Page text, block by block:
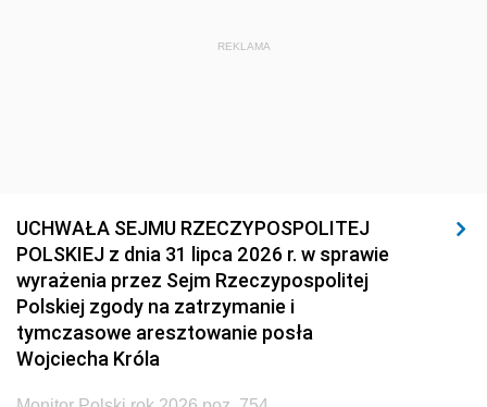
REKLAMA
UCHWAŁA SEJMU RZECZYPOSPOLITEJ
POLSKIEJ z dnia 31 lipca 2026 r. w sprawie
wyrażenia przez Sejm Rzeczypospolitej
Polskiej zgody na zatrzymanie i
tymczasowe aresztowanie posła
Wojciecha Króla